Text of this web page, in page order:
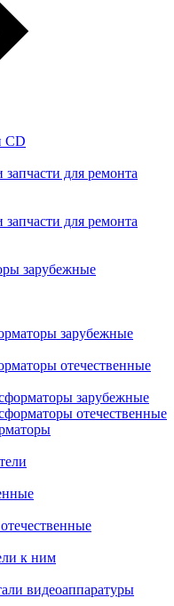
CD
для ремонта
для ремонта
зарубежные
зарубежные
отечественные
зарубежные
отечественные
к ним
видеоаппаратуры